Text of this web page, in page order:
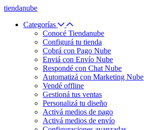
tiendanube
Categorías
Conocé Tiendanube
Configurá tu tienda
Cobrá con Pago Nube
Enviá con Envío Nube
Respondé con Chat Nube
Automatizá con Marketing Nube
Vendé offline
Gestioná tus ventas
Personalizá tu diseño
Activá medios de pago
Activá medios de envío